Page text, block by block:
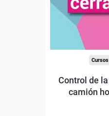
Control de
camión